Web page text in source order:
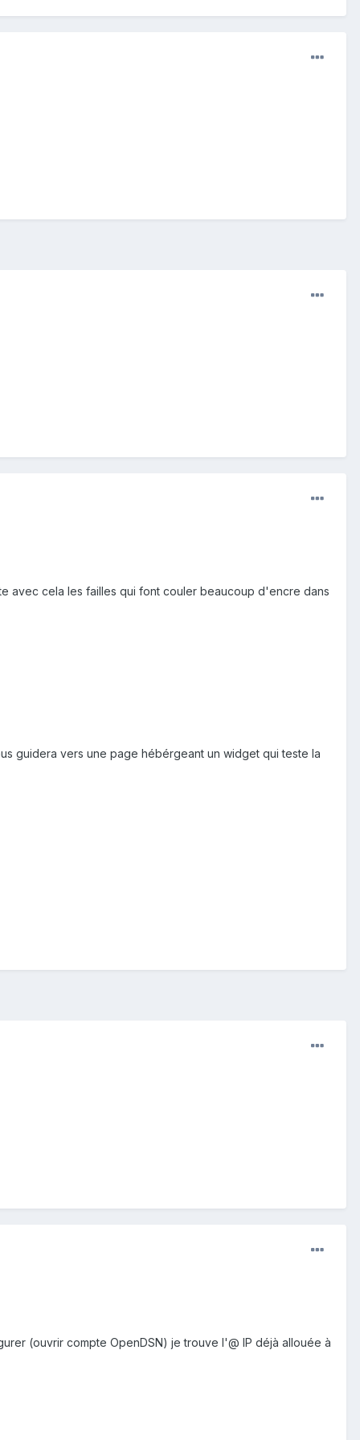
avec cela les failles qui font couler beaucoup d'encre dans
guidera vers une page hébérgeant un widget qui teste la
(ouvrir compte OpenDSN) je trouve l'@ IP déjà allouée à